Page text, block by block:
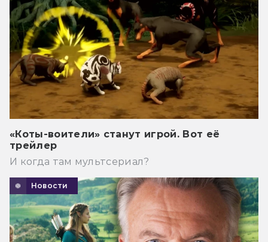
«Коты-воители» станут игрой. Вот её
трейлер
И когда там мультсериал?
Новости